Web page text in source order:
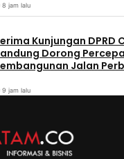
8 jam lalu
Kunjungan DPRD
Dorong
Jalan
9 jam lalu